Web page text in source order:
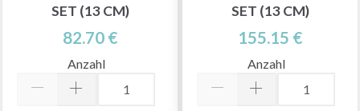
SET (13 CM)
82.70 €
Anzahl
SET (13 CM)
155.15 €
Anzahl